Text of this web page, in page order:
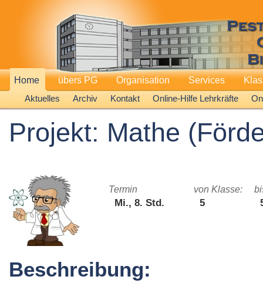
Home
Aktuelles
Archiv Kontakt Online-Hilfe Lehrkräfte
übers PG Organisation Services
Projekt: Mathe
Termin
Mi., 8. Std.
von Klasse:
5
Beschreibung: